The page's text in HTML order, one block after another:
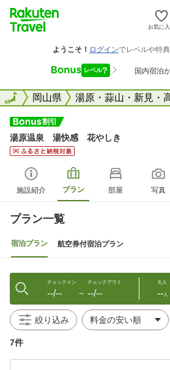
お気に入
全国岡山県 湯原・蒜山・新見・
全国
湯原温泉 湯快感 花やしき
施設紹介 プラン 部屋 写真
プラン一覧
宿泊プラン 航空券付宿泊プラン
チェックイン
--/-- 〜
チェックアウト
--/--
大人
--人
絞り込み
7件